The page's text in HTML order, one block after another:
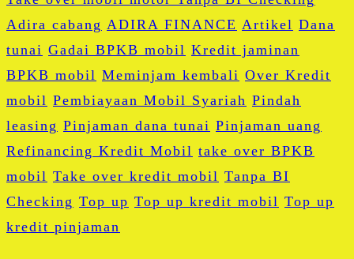
Adira cabang ADIRA FINANCE Artikel Dana
tunai Gadai BPKB mobil Kredit jaminan
BPKB mobil Meminjam kembali Over Kredit
mobil Pembiayaan Mobil Syariah Pindah
leasing Pinjaman dana tunai Pinjaman uang
Refinancing Kredit Mobil take over BPKB
mobil Take over kredit mobil Tanpa BI
Checking Top up Top up kredit mobil Top up
kredit pinjaman